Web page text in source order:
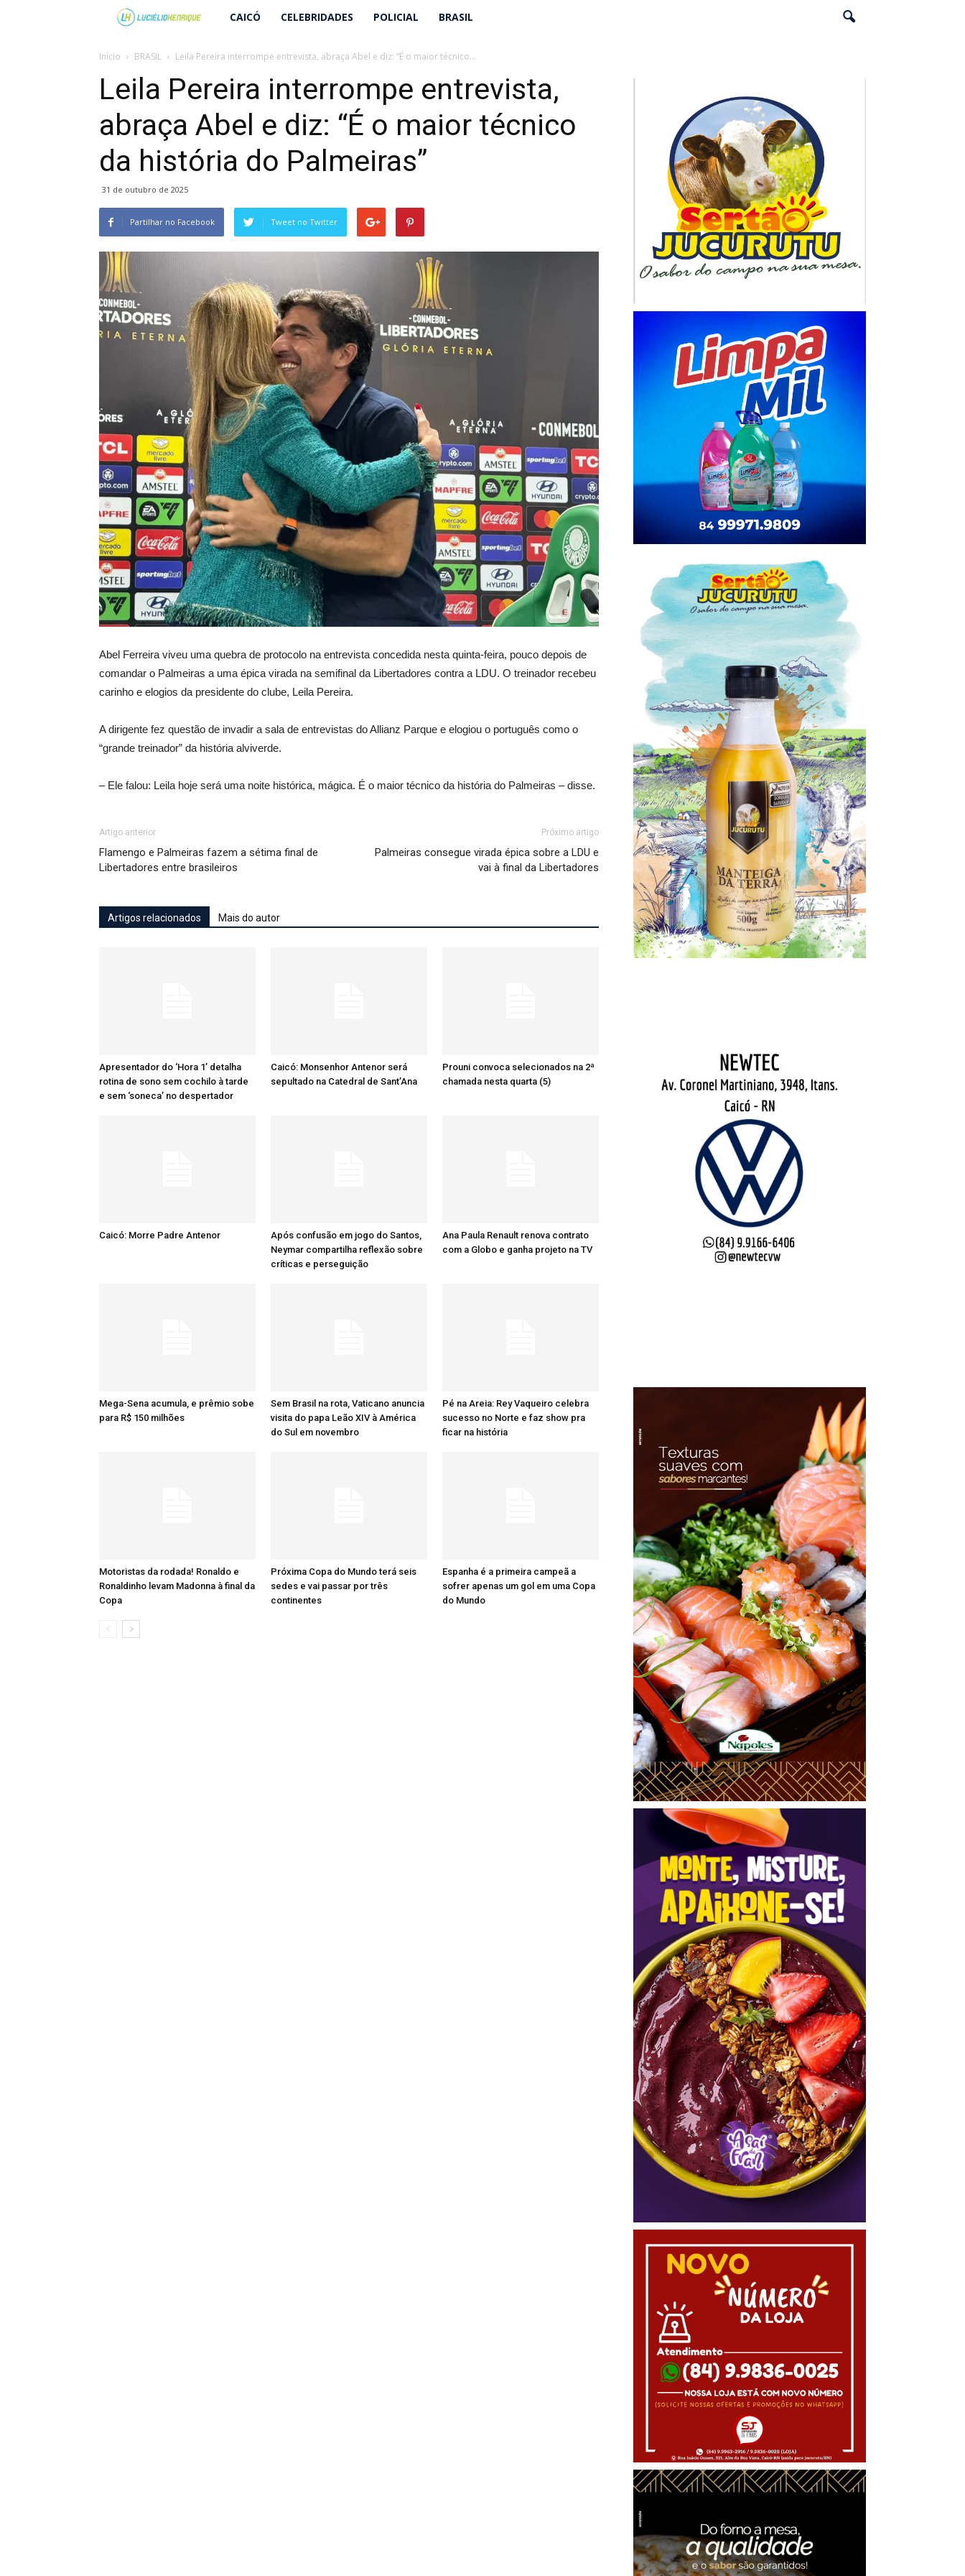
Lucielio
Henrique
CAICÓ CELEBRIDADES POLICIAL BRASIL
Início BRASIL Leila Pereira interrompe entrevista, abraça Abel e diz: “É o maior técnico...
Leila Pereira interrompe entrevista,
abraça Abel e diz: “É o maior técnico
da história do Palmeiras”
31 de outubro de 2025
Partilhar no Facebook Tweet no Twitter
Abel Ferreira viveu uma quebra de protocolo na entrevista concedida nesta quinta-feira, pouco depois de
comandar o Palmeiras a uma épica virada na semifinal da Libertadores contra a LDU. O treinador recebeu
carinho e elogios da presidente do clube, Leila Pereira.
A dirigente fez questão de invadir a sala de entrevistas do Allianz Parque e elogiou o português como o
“grande treinador” da história alviverde.
– Ele falou: Leila hoje será uma noite histórica, mágica. É o maior técnico da história do Palmeiras – disse.
Artigo anterior
Flamengo e Palmeiras fazem a sétima final de
Libertadores entre brasileiros
Próximo artigo
Palmeiras consegue virada épica sobre a LDU e
vai à final da Libertadores
Artigos relacionados Mais do autor
Apresentador do ‘Hora 1’ detalha
rotina de sono sem cochilo à tarde
e sem ‘soneca’ no despertador
Caicó: Monsenhor Antenor será
sepultado na Catedral de Sant’Ana
Prouni convoca selecionados na 2ª
chamada nesta quarta (5)
Caicó: Morre Padre Antenor
Após confusão em jogo do Santos,
Neymar compartilha reflexão sobre
críticas e perseguição
Ana Paula Renault renova contrato
com a Globo e ganha projeto na TV
Mega-Sena acumula, e prêmio sobe
para R$ 150 milhões
Sem Brasil na rota, Vaticano anuncia
visita do papa Leão XIV à América
do Sul em novembro
Pé na Areia: Rey Vaqueiro celebra
sucesso no Norte e faz show pra
ficar na história
Motoristas da rodada! Ronaldo e
Ronaldinho levam Madonna à final da
Copa
Próxima Copa do Mundo terá seis
sedes e vai passar por três
continentes
Espanha é a primeira campeã a
sofrer apenas um gol em uma Copa
do Mundo